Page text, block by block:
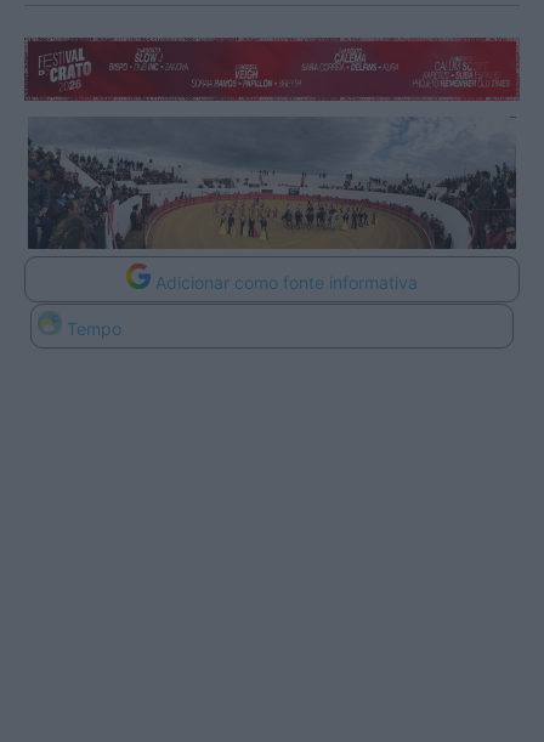
Adicionar como fonte informativa
Tempo